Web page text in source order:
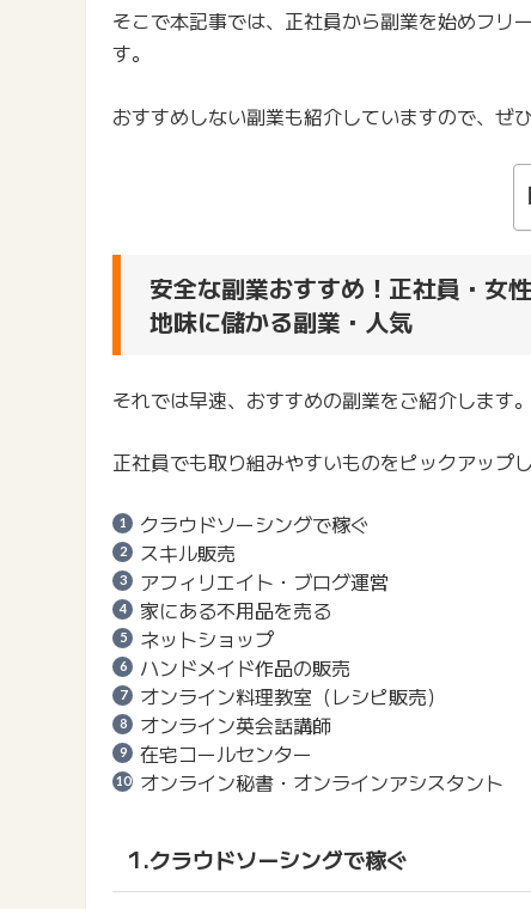
そこで本記事では、正社員から副業を始めフリ
す。
おすすめしない副業も紹介していますので、ぜ
安全な副業おすすめ！正社員・女
地味に儲かる副業・人気
それでは早速、おすすめの副業をご紹介します。
正社員でも取り組みやすいものをピックアップ
クラウドソーシングで稼ぐ
スキル販売
アフィリエイト・ブログ運営
家にある不用品を売る
ネットショップ
ハンドメイド作品の販売
オンライン料理教室（レシピ販売）
オンライン英会話講師
在宅コールセンター
オンライン秘書・オンラインアシスタント
1.クラウドソーシングで稼ぐ